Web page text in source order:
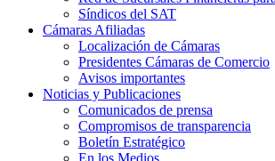
Síndicos del SAT
Cámaras Afiliadas
Localización de Cámaras
Presidentes Cámaras de Comercio
Avisos importantes
Noticias y Publicaciones
Comunicados de prensa
Compromisos de transparencia
Boletín Estratégico